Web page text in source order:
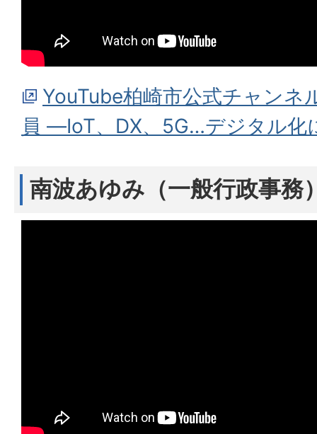
YouTube柏崎市公式チャンネ
員 ―IoT、DX、5G…デジタル化
南波あゆみ（一般行政事務